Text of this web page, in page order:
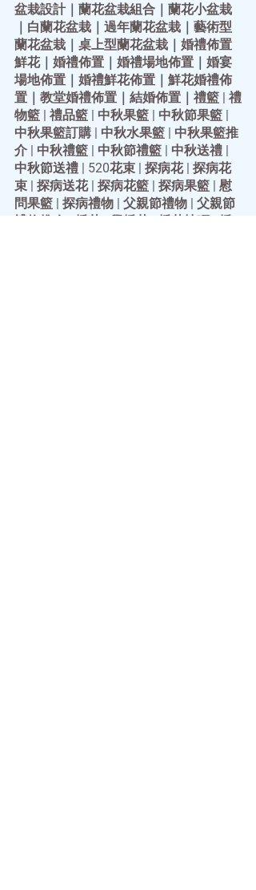
盆栽設計｜ 蘭花盆栽組合 ｜ 蘭花小盆栽
｜ 白蘭花盆栽 ｜ 過年蘭花盆栽 ｜ 藝術型
蘭花盆栽 ｜ 桌上型蘭花盆栽 ｜ 婚禮佈置
鮮花｜ 婚禮佈置 ｜ 婚禮場地佈置 ｜ 婚宴
場地佈置 ｜ 婚禮鮮花佈置 ｜ 鮮花婚禮佈
置 ｜ 教堂婚禮佈置 ｜ 結婚佈置 ｜ 禮籃 | 禮
物籃 | 禮品籃 | 中秋果籃 | 中秋節果籃 |
中秋果籃訂購 | 中秋水果籃 | 中秋果籃推
介 | 中秋禮籃 | 中秋節禮籃 | 中秋送禮 |
中秋節送禮 | 520花束 | 探病花 | 探病花
束 | 探病送花 | 探病花籃 | 探病果籃 | 慰
問果籃 | 探病禮物 | 父親節禮物 | 父親節
禮物推介
插花 學插花 插花技巧
插